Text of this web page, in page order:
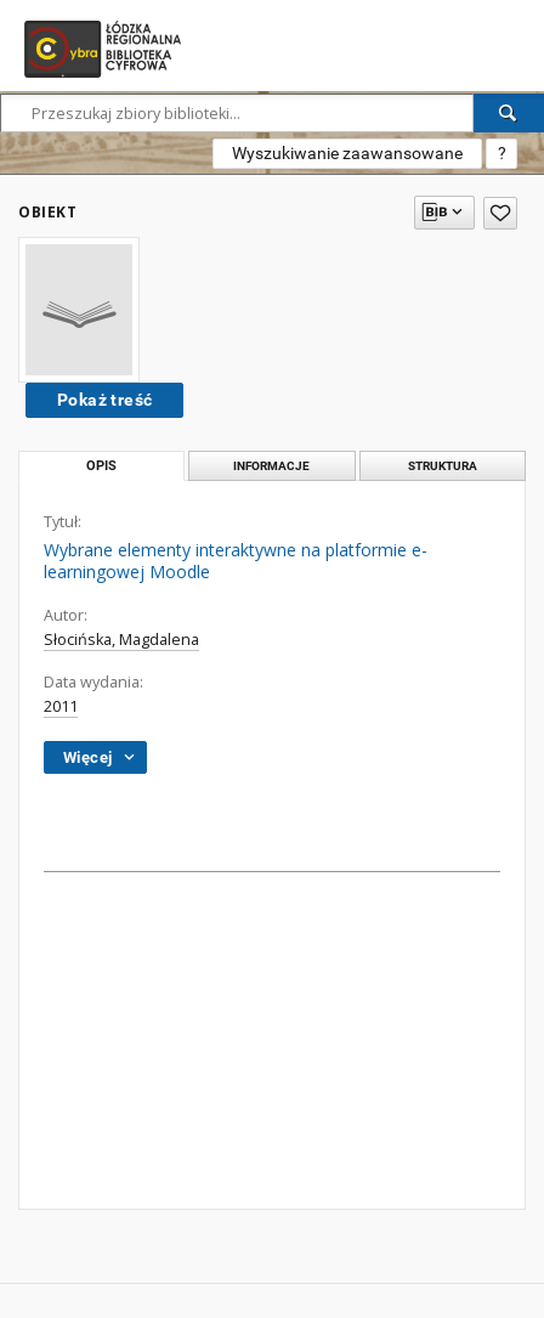
Wyszukiwanie zaawansowane ?
OBIEKT
Pokaż treść
OPIS INFORMACJE STRUKTURA
Tytuł:
Wybrane elementy interaktywne na platformie e-
learningowej Moodle
Autor:
Słocińska, Magdalena
Data wydania:
2011
Więcej